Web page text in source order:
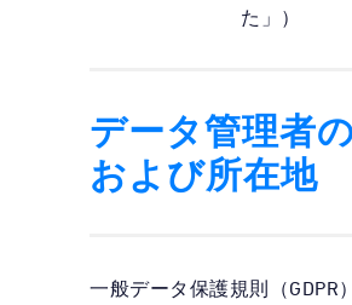
た」）
データ管理者
および所在地
一般データ保護規則（GDPR